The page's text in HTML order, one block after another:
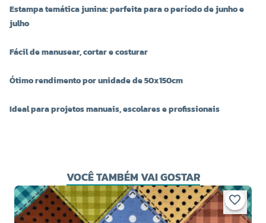
Estampa temática junina: perfeita para o período de junho e
julho
Fácil de manusear, cortar e costurar
Ótimo rendimento por unidade de 50x150cm
Ideal para projetos manuais, escolares e profissionais
VOCÊ TAMBÉM VAI GOSTAR